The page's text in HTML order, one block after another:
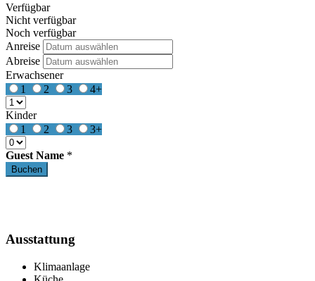
Verfügbar
Nicht verfügbar
Noch verfügbar
Anreise
Abreise
Erwachsener
1
2 3 4+
Kinder
1
2 3 3+
Guest Name *
Ausstattung
Klimaanlage